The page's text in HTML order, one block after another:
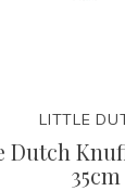
LITTLE
Dutch
35cm